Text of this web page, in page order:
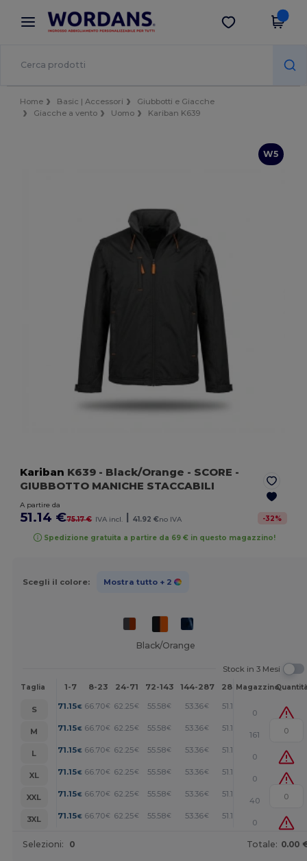
× App Wordans
Prezzi migliori sull'app!
Scarica app
Home Basic | Accessori
Giubbotti e Giacche
Giacche a vento
Uomo Kariban K639
W5
Kariban K639 - Black/Orange - SCORE -
GIUBBOTTO MANICHE STACCABILI
A partire da
51.14 €75.17 € IVA incl. | 41.92 €no IVA -32%
Spedizione gratuita a partire da 69 € in questo magazzino!
Scegli il colore: Mostra tutto + 2
Black/Orange
Stock in 3 Mesi
Taglia 1-7 8-23 24-71 72-143 144-287 288 + Altri
Magazzino
S 71.15€ 66.70€ 62.25€ 55.58€ 53.36€ 51.14 +
0
M
71.15€ 66.70€ 62.25€ 55.58€ 53.36€ 51.14 +
161
L
71.15€ 66.70€ 62.25€ 55.58€ 53.36€ 51.14 +
0
XL
71.15€ 66.70€ 62.25€ 55.58€ 53.36€ 51.14 +
0
XXL
71.15€ 66.70€ 62.25€ 55.58€ 53.36€ 51.14 +
40
3XL
71.15€ 66.70€ 62.25€ 55.58€ 53.36€ 51.14 +
0
Selezioni: 0 Totale: 0.00